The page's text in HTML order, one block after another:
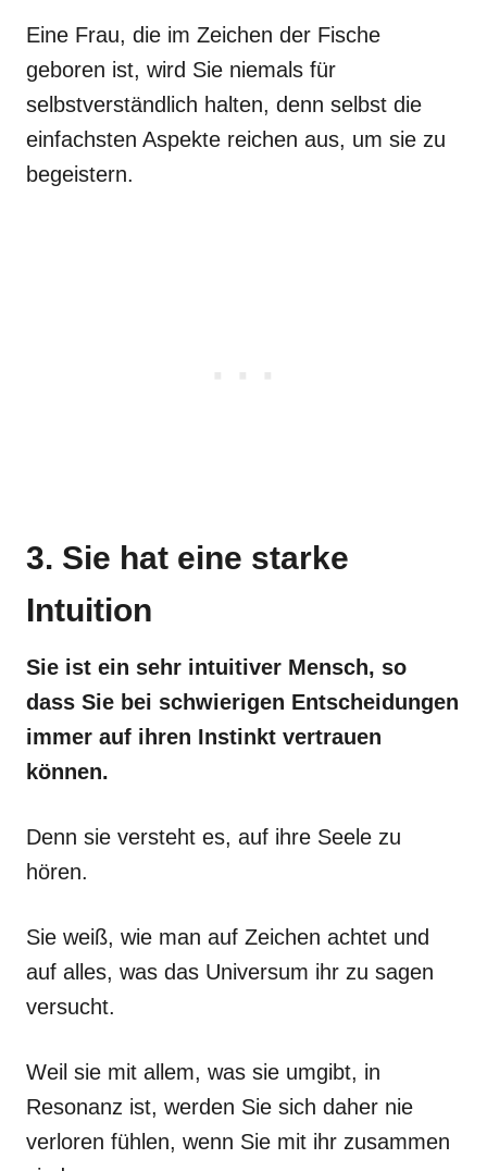
Eine Frau, die im Zeichen der Fische
geboren ist, wird Sie niemals für
selbstverständlich halten, denn selbst die
einfachsten Aspekte reichen aus, um sie zu
begeistern.
3. Sie hat eine starke
Intuition
Sie ist ein sehr intuitiver Mensch, so
dass Sie bei schwierigen Entscheidungen
immer auf ihren Instinkt vertrauen
können.
Denn sie versteht es, auf ihre Seele zu
hören.
Sie weiß, wie man auf Zeichen achtet und
auf alles, was das Universum ihr zu sagen
versucht.
Weil sie mit allem, was sie umgibt, in
Resonanz ist, werden Sie sich daher nie
verloren fühlen, wenn Sie mit ihr zusammen